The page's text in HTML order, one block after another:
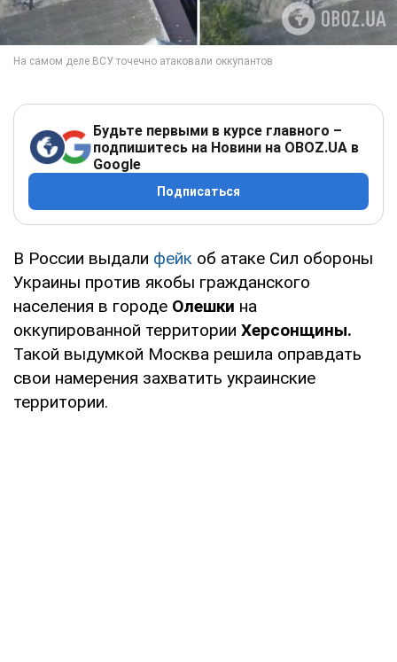
Будьте первыми в курсе главного –
подпишитесь на Новини на OBOZ.UA в
Google
Подписаться
В России выдали фейк об атаке Сил обороны
Украины против якобы гражданского
населения в городе Олешки на
оккупированной территории Херсонщины.
Такой выдумкой Москва решила оправдать
свои намерения захватить украинские
территории.